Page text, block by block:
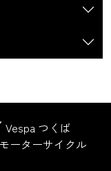
Vespa つくば
ーターサイクル